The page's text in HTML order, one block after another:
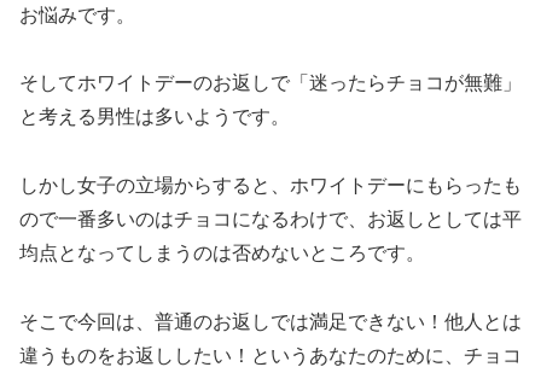
お悩みです。
そしてホワイトデーのお返しで「迷ったらチョコが無難」
と考える男性は多いようです。
しかし女子の立場からすると、ホワイトデーにもらったも
ので一番多いのはチョコになるわけで、お返しとしては平
均点となってしまうのは否めないところです。
そこで今回は、普通のお返しでは満足できない！他人とは
違うものをお返ししたい！というあなたのために、チョコ